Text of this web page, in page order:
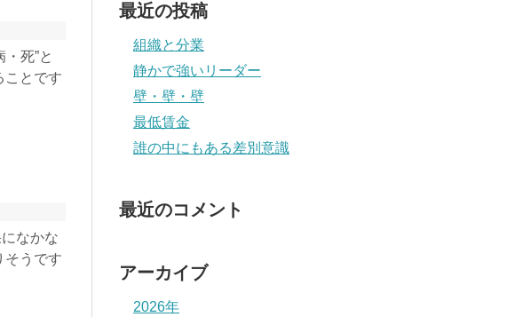
死”と
ことです
なかな
そうです
最近の投稿
組織と分業
静かで強いリーダー
壁・壁・壁
最低賃金
誰の中にもある差別意識
最近のコメント
アーカイブ
2026年